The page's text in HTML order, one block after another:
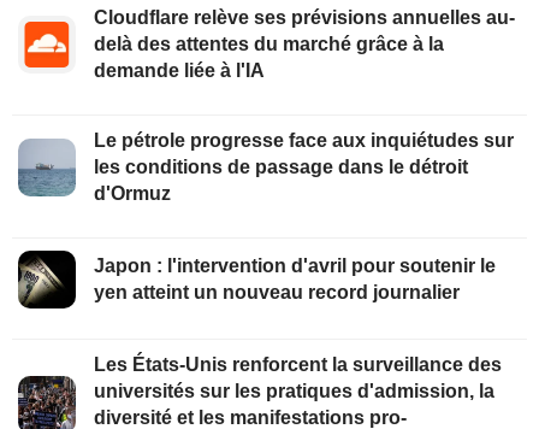
Cloudflare relève ses prévisions annuelles au-
delà des attentes du marché grâce à la
demande liée à l'IA
Le pétrole progresse face aux inquiétudes sur
les conditions de passage dans le détroit
d'Ormuz
Japon : l'intervention d'avril pour soutenir le
yen atteint un nouveau record journalier
Les États-Unis renforcent la surveillance des
universités sur les pratiques d'admission, la
diversité et les manifestations pro-